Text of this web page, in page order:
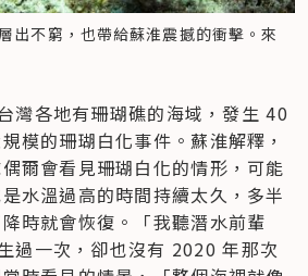
出不窮，也帶給蘇淮震撼的衝擊。來
灣各地有珊瑚礁的海域，發生 40
模的珊瑚白化事件。蘇淮解釋，
爾會看見珊瑚白化的情形，可能
水溫過高的時間持續太久，多半
時就會恢復。「我聽潛水前輩
過一次，卻也沒有 2020 年那次